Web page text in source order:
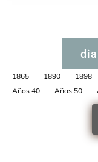
1865 1890 1898
Años 40
Años 50